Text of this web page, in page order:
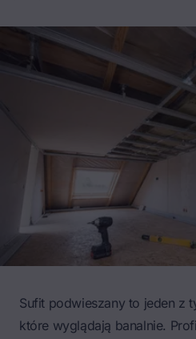
Sufit podwieszany to jeden z
które wyglądają banalnie.